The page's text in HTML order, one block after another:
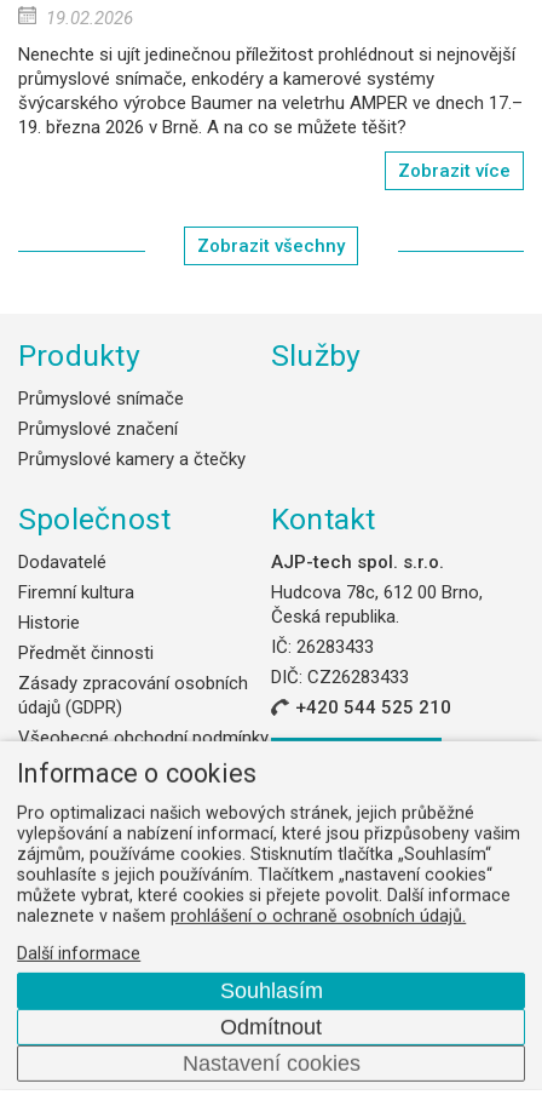
19.02.2026
Nenechte si ujít jedinečnou příležitost prohlédnout si nejnovější
průmyslové snímače, enkodéry a kamerové systémy
švýcarského výrobce Baumer na veletrhu AMPER ve dnech 17.–
19. března 2026 v Brně. A na co se můžete těšit?
Zobrazit více
Zobrazit všechny
Produkty
Průmyslové snímače
Průmyslové značení
Průmyslové kamery a čtečky
Služby
Společnost
Dodavatelé
Firemní kultura
Historie
Předmět činnosti
Zásady zpracování osobních
údajů (GDPR)
Všeobecné obchodní podmínky
Kontakt
AJP-tech spol. s.r.o.
Hudcova 78c, 612 00 Brno,
Česká republika.
IČ: 26283433
DIČ: CZ26283433
+420 544 525 210
Cookies Dodavatelé Mapa webu Obchodní sekce
Web vytvořiloComerto
Informace o cookies
Pro optimalizaci našich webových stránek, jejich průběžné
vylepšování a nabízení informací, které jsou přizpůsobeny vašim
zájmům, používáme cookies. Stisknutím tlačítka „Souhlasím“
souhlasíte s jejich používáním. Tlačítkem „nastavení cookies“
můžete vybrat, které cookies si přejete povolit. Další informace
naleznete v našemprohlášení o ochraně osobních údajů.
Další informace
Souhlasím
Odmítnout
Nastavení cookies